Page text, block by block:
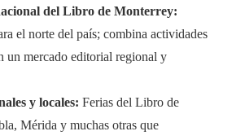
del Libro de Monterrey:
el norte del país; combina actividades
un mercado editorial regional y
y locales: Ferias del Libro de
Mérida y muchas otras que